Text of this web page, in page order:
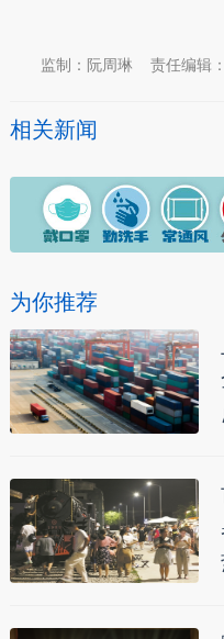
责任编辑
监制：阮周琳
相关新闻
为你推荐